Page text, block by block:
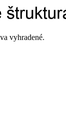
vyhradené.